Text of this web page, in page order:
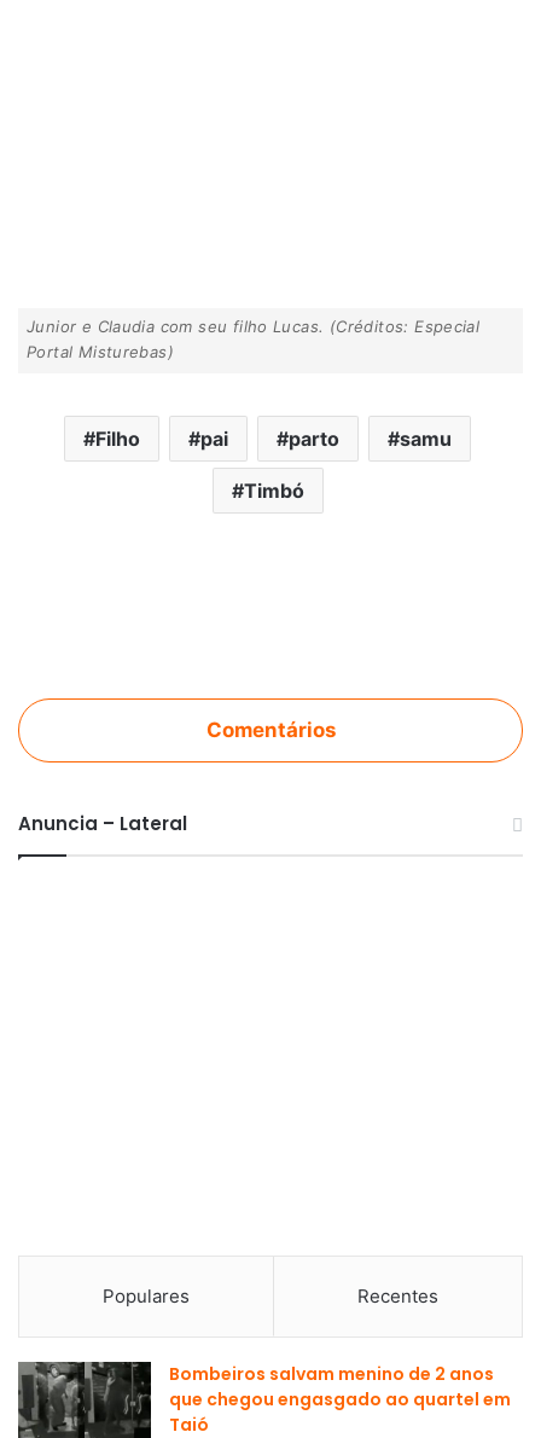
Junior e Claudia com seu filho Lucas. (Créditos: Especial
Portal Misturebas)
Filho pai parto samu
Timbó
Comentários
Anuncia – Lateral
Populares Recentes
Bombeiros salvam menino de 2 anos
que chegou engasgado ao quartel em
Taió